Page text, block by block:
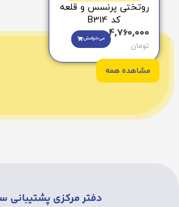
روتختی پرنسس و قلعه
کد B314
4,760,000
تومان
می‌خوامش
مشاهده همه
دفتر مرکزی پشتیبانی